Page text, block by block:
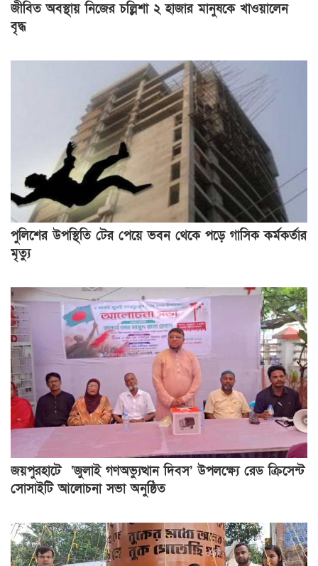
জীবিত অবস্থায় নিজের চল্লিশা ২ হাজার মানুষকে খাওয়ালেন
বৃদ্ধ
পুলিশের উপস্থিতি টের পেয়ে ভবন থেকে পড়ে গাসিক কর্মকর্তার
মৃত্যু
জয়পুরহাটে ‘জুলাই গণঅভ্যুত্থান দিবস’ উপলক্ষ্যে রেড ক্রিসেন্ট
সোসাইটি আলোচনা সভা অনুষ্ঠিত